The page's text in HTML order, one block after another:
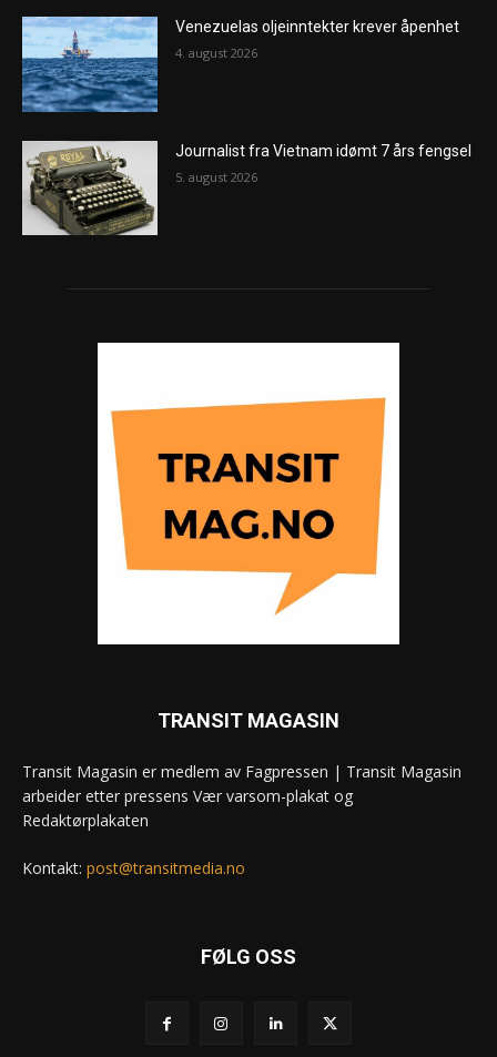
Venezuelas oljeinntekter krever åpenhet
4. august 2026
Journalist fra Vietnam idømt 7 års fengsel
5. august 2026
TRANSIT MAGASIN
Transit Magasin er medlem av Fagpressen | Transit Magasin
arbeider etter pressens Vær varsom-plakat og
Redaktørplakaten
Kontakt: post@transitmedia.no
FØLG OSS